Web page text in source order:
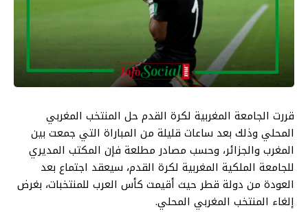
قررت الجامعة المغربية لكرة القدم حل المنتخب المغربي
المحلي وذلك بعد ساعات قليلة من المباراة التي جمعت بين
المغرب والجزائر، وحسب مصادر مطلعة فإن المكتب المديري
للجامعة الملكية المغربية لكرة القدم، سيعقد اجتماع بعد
العودة من دولة قطر حيث أقيمت كأس العرب للمنتخبات، بغرض
إلغاء المنتخب المغربي المحلي.